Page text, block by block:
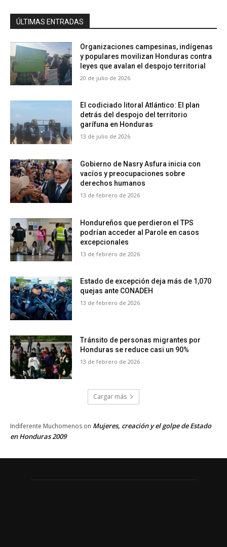
ÚLTIMAS ENTRADAS
Organizaciones campesinas, indígenas
y populares movilizan Honduras contra
leyes que avalan el despojo territorial
20 de julio de 2026
El codiciado litoral Atlántico: El plan
detrás del despojo del territorio
garífuna en Honduras
13 de julio de 2026
Gobierno de Nasry Asfura inicia con
vacíos y preocupaciones sobre
derechos humanos
13 de febrero de 2026
Hondureños que perdieron el TPS
podrían acceder al Parole en casos
excepcionales
13 de febrero de 2026
Estado de excepción deja más de 1,070
quejas ante CONADEH
13 de febrero de 2026
Tránsito de personas migrantes por
Honduras se reduce casi un 90%
13 de febrero de 2026
Cargar más
Indiferente Muchomenos on Mujeres, creación y el golpe de Estado
en Honduras 2009